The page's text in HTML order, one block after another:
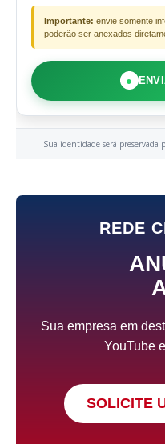
Importante: envie somente
poderão ser anexados
●
Sua identidade será preservada
REDE
Sua empresa em
YouTube
SOLICITE